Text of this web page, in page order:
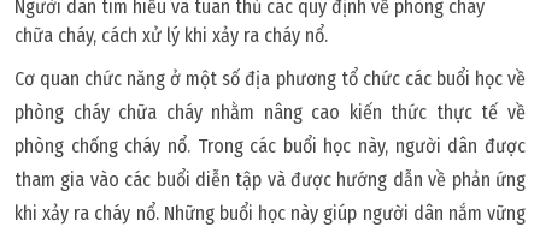
Người dân tìm hiểu và tuân thủ các quy định về phòng cháy
chữa cháy, cách xử lý khi xảy ra cháy nổ.
Cơ quan chức năng ở một số địa phương tổ chức các buổi học về
phòng cháy chữa cháy nhằm nâng cao kiến thức thực tế về
phòng chống cháy nổ. Trong các buổi học này, người dân được
tham gia vào các buổi diễn tập và được hướng dẫn về phản ứng
khi xảy ra cháy nổ. Những buổi học này giúp người dân nắm vững